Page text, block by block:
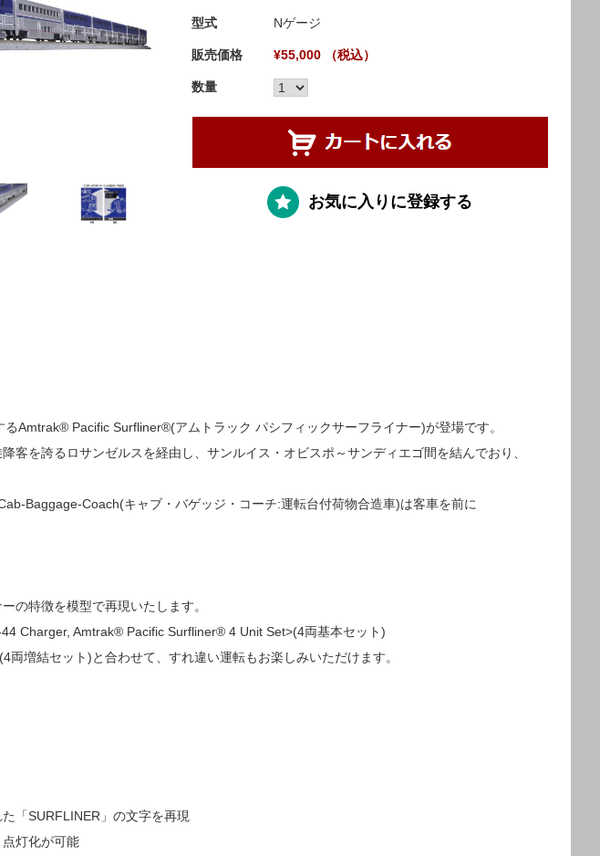
型式 Nゲージ
販売価格 ¥55,000 （税込）
数量
お気に入りに登録する
Amtrak® Pacific Surfliner®(アムトラック パシフィックサーフライナー)が登場です。
客を誇るロサンゼルスを経由し、サンルイス・オビスポ～サンディエゴ間を結んでおり、
Baggage-Coach(キャブ・バゲッジ・コーチ:運転台付荷物合造車)は客車を前に
の特徴を模型で再現いたします。
Charger, Amtrak® Pacific Surfliner® 4 Unit Set>(4両基本セット)
増結セット)と合わせて、すれ違い運転もお楽しみいただけます。
「SURFLINER」の文字を再現
灯化が可能